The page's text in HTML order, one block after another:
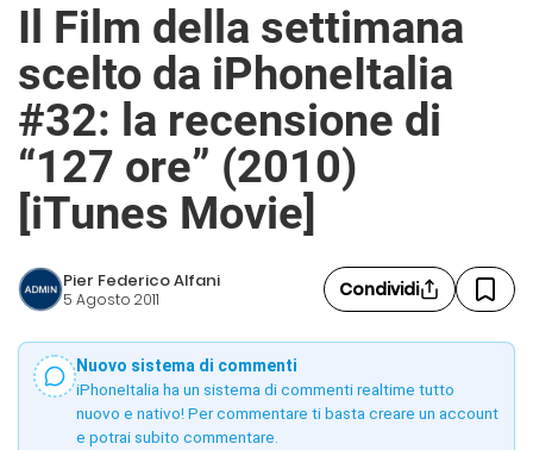
Il Film della settimana
scelto da iPhoneItalia
#32: la recensione di
“127 ore” (2010)
[iTunes Movie]
Pier Federico Alfani
5 Agosto 2011 Condividi
Nuovo sistema di commenti
iPhoneItalia ha un sistema di commenti realtime tutto
nuovo e nativo! Per commentare ti basta creare un account
e potrai subito commentare.